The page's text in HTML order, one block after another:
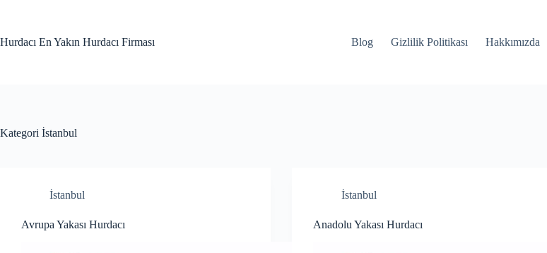
Hurdacı En Yakın Hurdacı Firması
Blog Gizlilik Politikası Hakkımızda
Kategori İstanbul
İstanbul
Avrupa Yakası Hurdacı
İstanbul
Anadolu Yakası Hurdacı